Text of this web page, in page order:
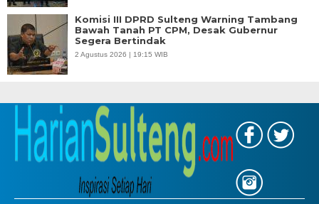
Komisi III DPRD Sulteng Warning Tambang
Bawah Tanah PT CPM, Desak Gubernur
Segera Bertindak
2 Agustus 2026 | 19:15 WIB